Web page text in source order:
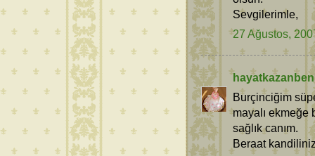
Sevgilerimle,
27 Ağustos,
Burçinciğim
mayalı ekmeğe
sağlık canım.
Beraat